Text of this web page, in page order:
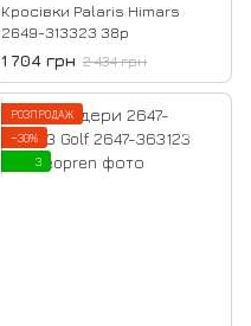
Кросівки Palaris Himars
2649-313323 38р
1 704 грн 2 434 грн
РОЗПРОДАЖ
−30%
3